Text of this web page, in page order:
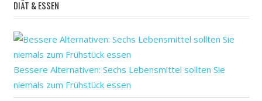
DIÄT & ESSEN
Bessere Alternativen: Sechs Lebensmittel sollten Sie
niemals zum Frühstück essen